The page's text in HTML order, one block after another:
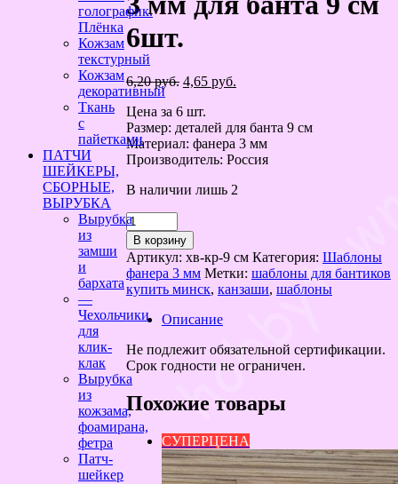
6шт.
6,20руб. Первоначальная
составляла
6,20 руб..
4,65 руб.
Цена за 6 шт.
Размер: деталей для банта 9 см
Материал: фанера 3 мм
Производитель: Россия
В наличии лишь 2
Количество
товара
Набор
шаблонов
Хвостики-
крылышки
фанера
мм
для
банта
9
см
6шт.
В корзину
Артикул: хв-кр-9 см Категория: Шаблоны
фанера 3 мм Метки: шаблоны для бантиков
купить минск, канзаши, шаблоны
Описание
Не подлежит обязательной сертификации.
Срок годности не ограничен.
Похожие товары
СУПЕРЦЕНА
голографик.
Плёнка
Кожзам
текстурный
Кожзам
декоративный
Ткань
с
пайетками
ПАТЧИ
ШЕЙКЕРЫ,
СБОРНЫЕ,
ВЫРУБКА
Вырубка
из
замши
и
бархата
—
Чехольчики
для
клик-
клак
Вырубка
из
кожзама,
фоамирана,
фетра
Патч-
шейкер